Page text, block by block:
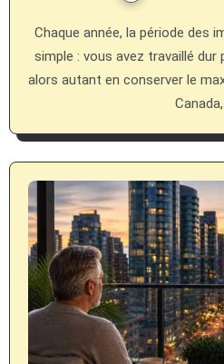
Chaque année, la période des impôts rappelle une réalité
simple : vous avez travaillé dur
alors autant en conserver le